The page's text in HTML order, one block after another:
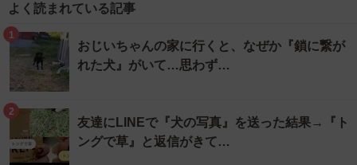
よく読まれている記事
1
おじいちゃんの家に行くと、なぜか『鎖に繋が
れた犬』がいて…思わず…
2
友達にLINEで『犬の写真』を送った結果→『ト
ングで草』と返信がきて…